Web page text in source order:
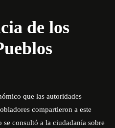
de los
que las autoridades
compartieron a este
consultó a la ciudadanía sobre